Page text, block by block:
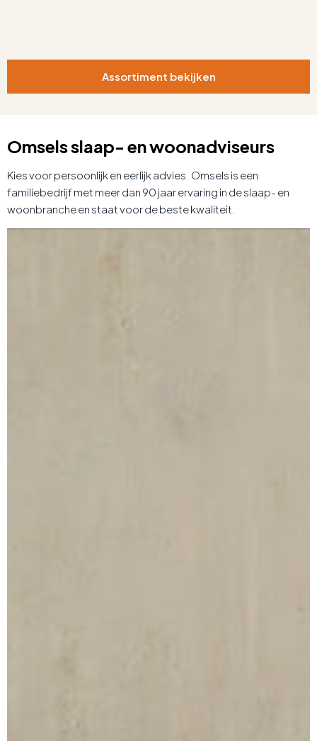
Assortiment bekijken
Omsels slaap- en woonadviseurs
Kies voor persoonlijk en eerlijk advies. Omsels is een
familiebedrijf met meer dan 90 jaar ervaring in de slaap- en
woonbranche en staat voor de beste kwaliteit.